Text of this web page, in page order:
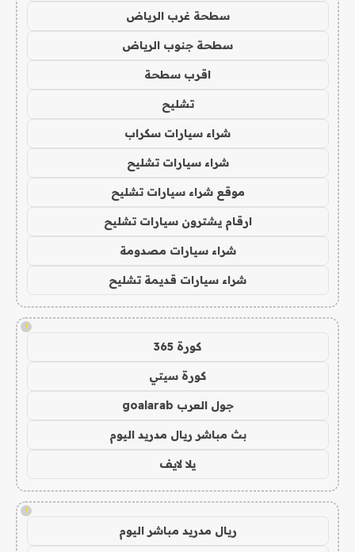
سطحة غرب الرياض
سطحة جنوب الرياض
اقرب سطحة
تشليح
شراء سيارات سكراب
شراء سيارات تشليح
موقع شراء سيارات تشليح
ارقام يشترون سيارات تشليح
شراء سيارات مصدومة
شراء سيارات قديمة تشليح
!
كورة 365
كورة سيتي
جول العرب goalarab
بث مباشر ريال مدريد اليوم
يلا لايف
!
ريال مدريد مباشر اليوم